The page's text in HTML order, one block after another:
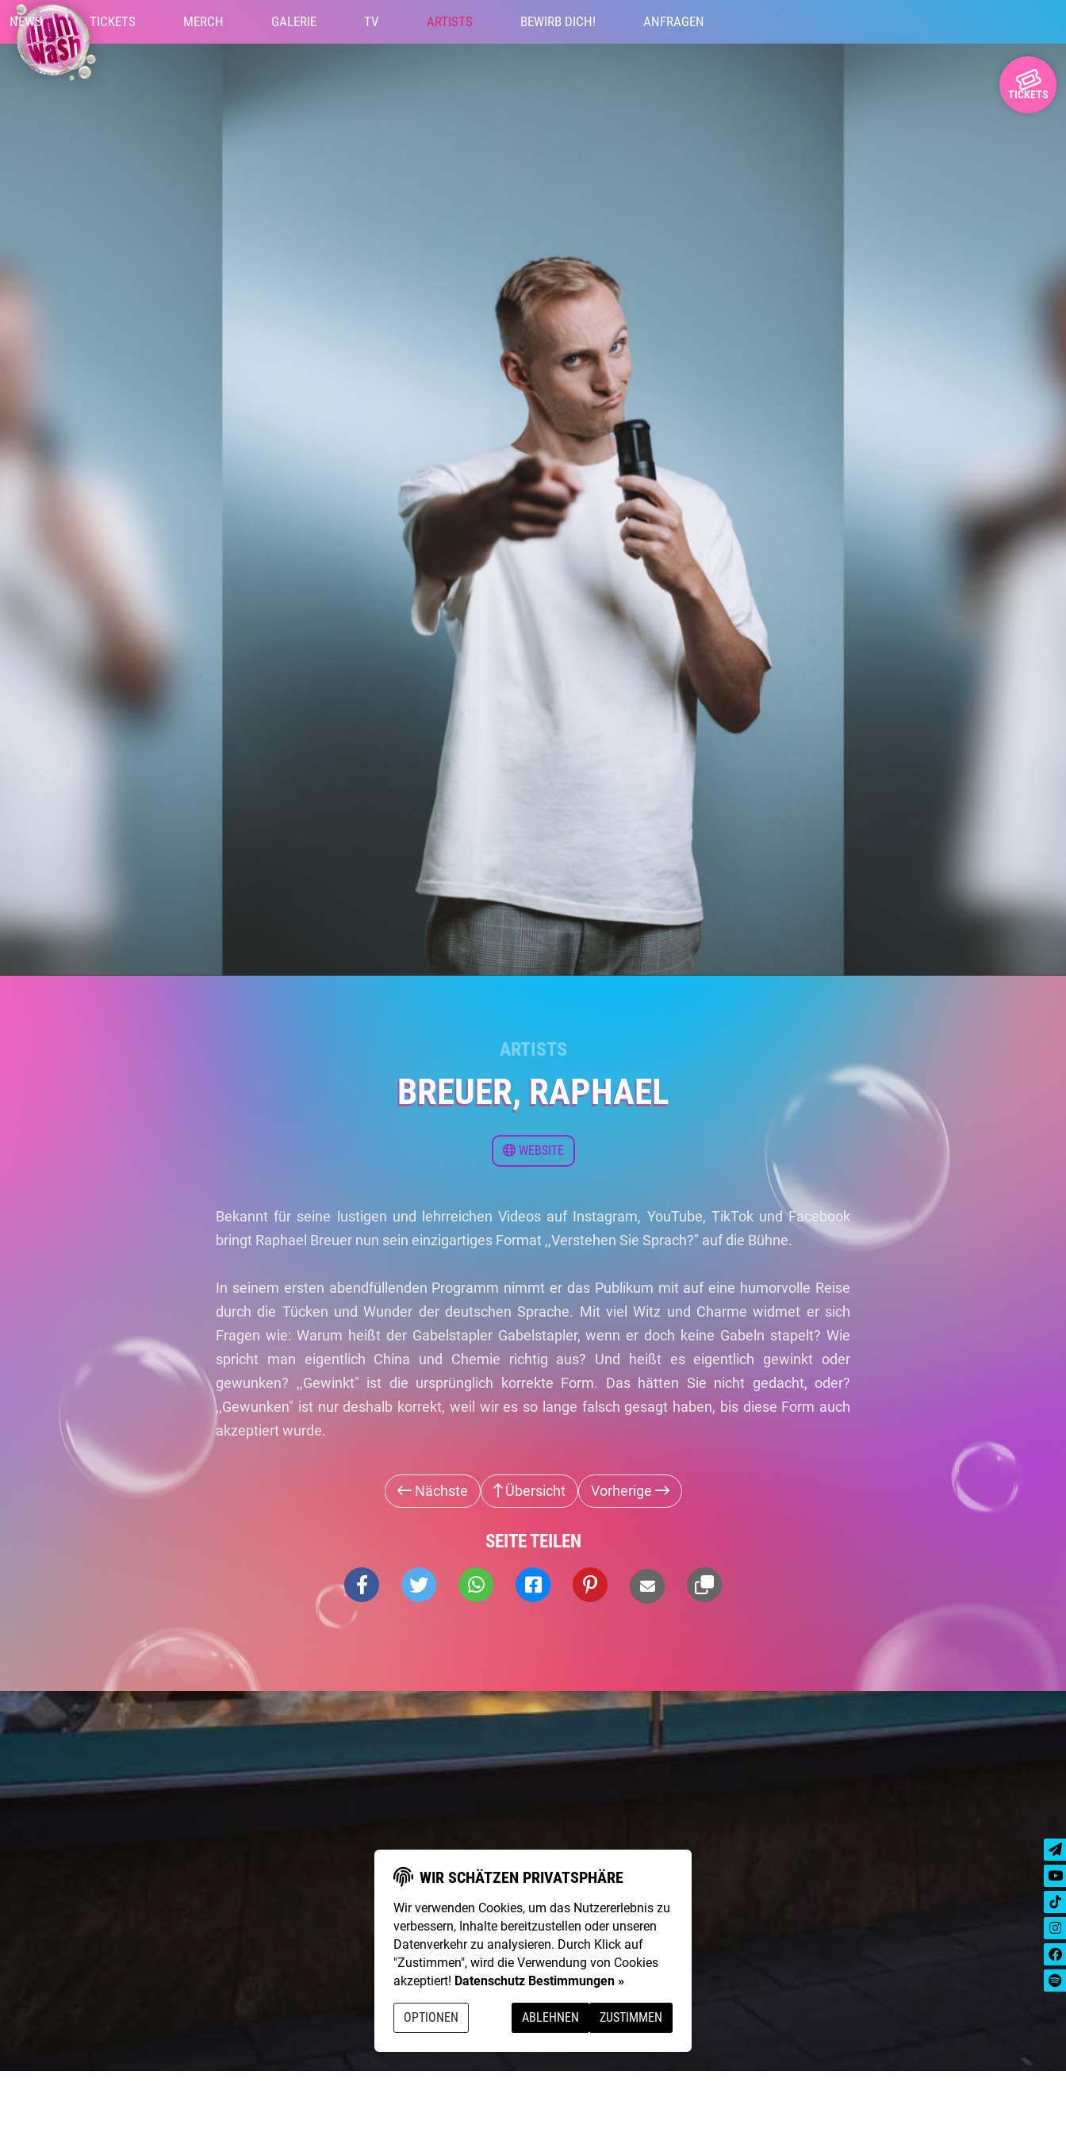
NEWS TICKETS MERCH GALERIE TV ARTISTS BEWIRB DICH! ANFRAGEN
TICKETS
ARTISTS
BREUER, RAPHAEL
WEBSITE
Bekannt für seine lustigen und lehrreichen Videos auf Instagram, YouTube, TikTok und Facebook
bringt Raphael Breuer nun sein einzigartiges Format ,,Verstehen Sie Sprach?" auf die Bühne.
In seinem ersten abendfüllenden Programm nimmt er das Publikum mit auf eine humorvolle Reise
durch die Tücken und Wunder der deutschen Sprache. Mit viel Witz und Charme widmet er sich
Fragen wie: Warum heißt der Gabelstapler Gabelstapler, wenn er doch keine Gabeln stapelt? Wie
spricht man eigentlich China und Chemie richtig aus? Und heißt es eigentlich gewinkt oder
gewunken? ,,Gewinkt" ist die ursprünglich korrekte Form. Das hätten Sie nicht gedacht, oder?
,,Gewunken" ist nur deshalb korrekt, weil wir es so lange falsch gesagt haben, bis diese Form auch
akzeptiert wurde.
Nächste Übersicht Vorherige
SEITE TEILEN
WIR SCHÄTZEN PRIVATSPHÄRE
Wir verwenden Cookies, um das Nutzererlebnis zu
verbessern, Inhalte bereitzustellen oder unseren
Datenverkehr zu analysieren. Durch Klick auf
"Zustimmen", wird die Verwendung von Cookies
akzeptiert! Datenschutz Bestimmungen »
OPTIONEN ABLEHNEN ZUSTIMMEN